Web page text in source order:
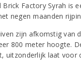
Brick Factory Syrah is
negen maanden
zijn afkomstig van
800 meter hoogte.
uitzonderlijk laat voor